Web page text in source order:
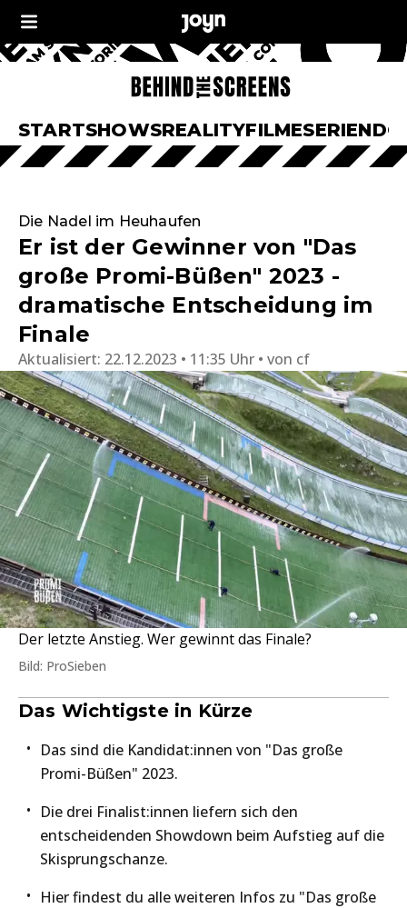
STARTSHOWSREALITYFILMESERIEN
Die Nadel im Heuhaufen
Er ist der Gewinner von "Das
große Promi-Büßen" 2023 -
dramatische Entscheidung im
Finale
Aktualisiert: 22.12.2023 • 11:35 Uhr von cf
Der letzte Anstieg. Wer gewinnt das Finale?
Bild: ProSieben
Das Wichtigste in Kürze
Das sind die Kandidat:innen von "Das große
Promi-Büßen" 2023.
Die drei Finalist:innen liefern sich den
entscheidenden Showdown beim Aufstieg auf die
Skisprungschanze.
Hier findest du alle weiteren Infos zu "Das große